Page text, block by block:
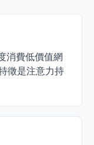
消費低價值網
徵是注意力持